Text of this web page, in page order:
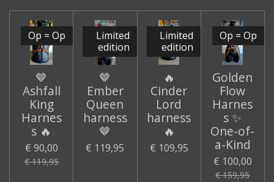
Op = Op
🤎
Ashfall
King
Harnes
s 🔥
€ 90,00
€ 119,95
Limited
edition
🤎
Ember
Queen
harness
🤎
€ 119,95
Limited
edition
🔥
Cinder
Lord
harness
🔥
€ 109,95
Op = Op
Golden
Flow
Harnes
s ✨
One-of-
a-Kind
€ 100,00
€ 159,95